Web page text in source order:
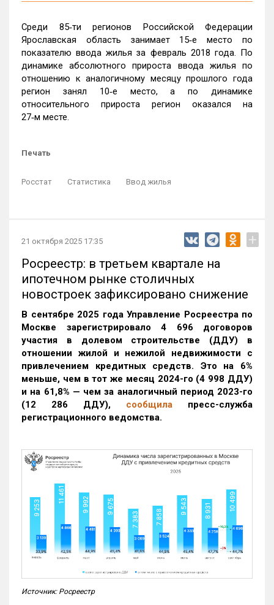
Среди 85‑ти регионов Российской Федерации
Ярославская область занимает 15‑е место по
показателю ввода жилья за февраль 2018 года. По
динамике абсолютного прироста ввода жилья по
отношению к аналогичному месяцу прошлого года
регион занял 10‑е место, а по динамике
относительного прироста регион оказался на
27‑м месте.
Печать
Росстат Статистика Ввод жилья
21 октября 2025 17:35 +
Росреестр: в третьем квартале на
ипотечном рынке столичных
новостроек зафиксировано снижение
В сентябре 2025 года Управление Росреестра по
Москве зарегистрировало 4 696 договоров
участия в долевом строительстве (ДДУ) в
отношении жилой и нежилой недвижимости с
привлечением кредитных средств. Это на 6%
меньше, чем в тот же месяц 2024-го (4 998 ДДУ)
и на 61,8% — чем за аналогичный период 2023-го
(12 286 ДДУ), сообщила пресс-служба
регистрационного ведомства.
Источник: Росреестр